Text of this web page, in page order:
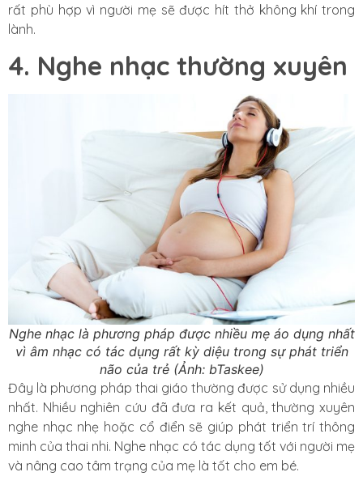
rất phù hợp vì người mẹ sẽ được hít thở không khí trong
lành.
4. Nghe nhạc thường xuyên
Nghe nhạc là phương pháp được nhiều mẹ áo dụng nhất
vì âm nhạc có tác dụng rất kỳ diệu trong sự phát triển
não của trẻ (Ảnh: bTaskee)
Đây là phương pháp thai giáo thường được sử dụng nhiều
nhất. Nhiều nghiên cứu đã đưa ra kết quả, thường xuyên
nghe nhạc nhẹ hoặc cổ điển sẽ giúp phát triển trí thông
minh của thai nhi. Nghe nhạc có tác dụng tốt với người mẹ
và nâng cao tâm trạng của mẹ là tốt cho em bé.